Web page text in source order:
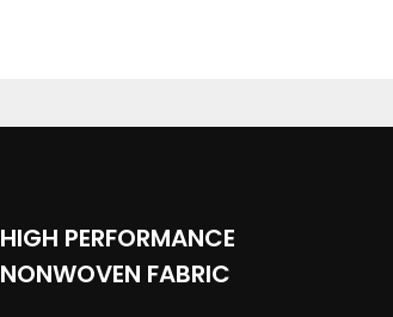
HIGH PERFORMANCE
NONWOVEN FABRIC